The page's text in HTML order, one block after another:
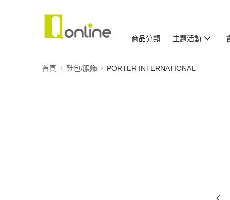
商品分類 主題活動
首頁 鞋包/服飾 PORTER INTERNATIONAL